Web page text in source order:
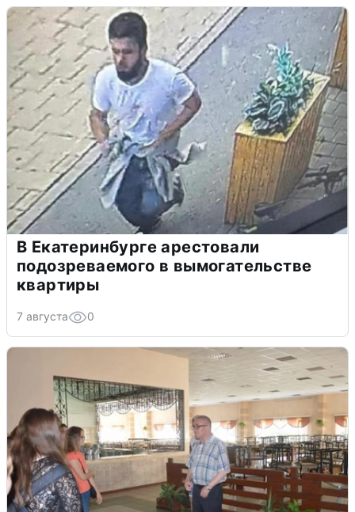
В Екатеринбурге арестовали
подозреваемого в вымогательстве
квартиры
7 августа 0